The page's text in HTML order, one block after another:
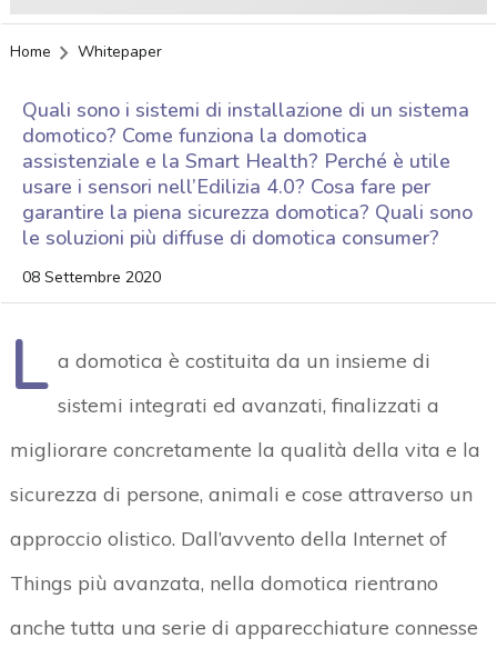
Home Whitepaper
Quali sono i sistemi di installazione di un sistema
domotico? Come funziona la domotica
assistenziale e la Smart Health? Perché è utile
usare i sensori nell’Edilizia 4.0? Cosa fare per
garantire la piena sicurezza domotica? Quali sono
le soluzioni più diffuse di domotica consumer?
08 Settembre 2020
L a domotica è costituita da un insieme di
sistemi integrati ed avanzati, finalizzati a
migliorare concretamente la qualità della vita e la
sicurezza di persone, animali e cose attraverso un
approccio olistico. Dall’avvento della Internet of
Things più avanzata, nella domotica rientrano
anche tutta una serie di apparecchiature connesse